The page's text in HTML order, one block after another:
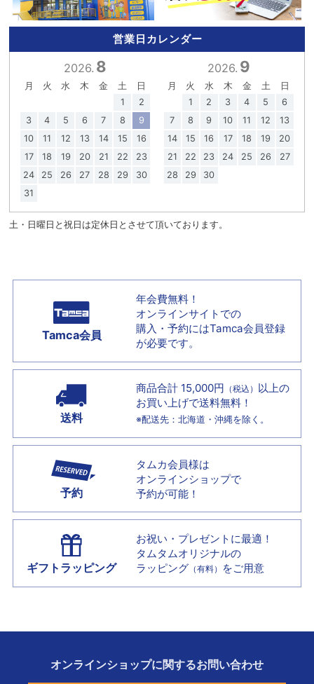
営業日カレンダー
2026. 8
月 火 水 木 金 土
日
1
2
3
4 5 6 7 8
9
10
11 12 13 14 15
16
17
18 19 20 21 22
23
24
25 26 27 28 29
30
31
2026. 9
月 火 水 木 金 土
日
1
2 3 4 5
6
7
8 9 10 11 12
13
14
15 16 17 18 19
20
21
22 23 24 25 26
27
28
29 30
土・日曜日と祝日は定休日とさせて頂いております。
Tamca会員
年会費無料！
オンラインサイトでの
購入・予約にはTamca会員登録
が必要です。
送料
商品合計 15,000円 （税込） 以上の
お買い上げで送料無料！
※配送先：北海道・沖縄を除く。
予約
タムカ会員様は
オンラインショップで
予約が可能！
ギフトラッピング
お祝い・プレゼントに最適！
タムタムオリジナルの
ラッピング （有料） をご用意
オンラインショップに関するお問い合わせ